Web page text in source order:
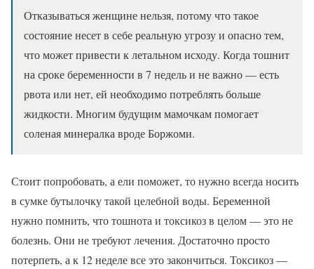
Отказываться женщине нельзя, потому что такое
состояние несет в себе реальную угрозу и опасно тем,
что может привести к летальном исходу. Когда тошнит
на сроке беременности в 7 недель и не важно — есть
рвота или нет, ей необходимо потреблять больше
жидкости. Многим будущим мамочкам помогает
соленая минералка вроде Боржоми.
Стоит попробовать, а ели поможет, то нужно всегда носить
в сумке бутылочку такой целебной воды. Беременной
нужно помнить, что тошнота и токсикоз в целом — это не
болезнь. Они не требуют лечения. Достаточно просто
потерпеть, а к 12 неделе все это закончиться. Токсикоз —